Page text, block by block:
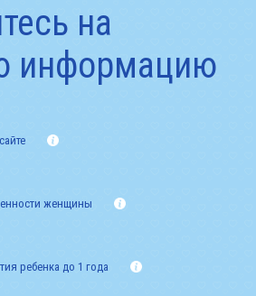
на
информацию
ребенка до 1 года
женщины